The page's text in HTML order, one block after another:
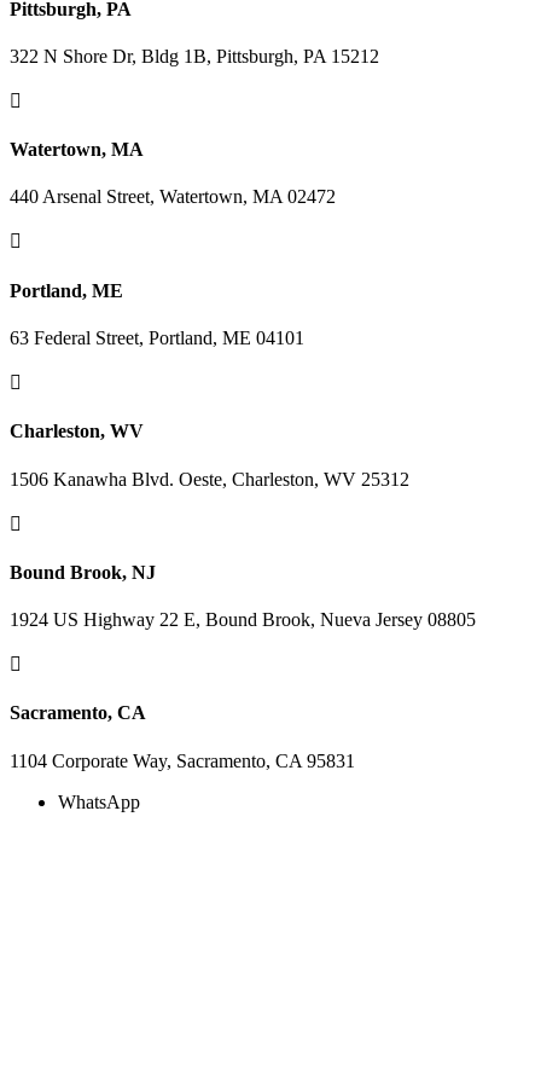
Pittsburgh, PA
322 N Shore Dr, Bldg 1B, Pittsburgh, PA 15212

Watertown, MA
440 Arsenal Street, Watertown, MA 02472

Portland, ME
63 Federal Street, Portland, ME 04101

Charleston, WV
1506 Kanawha Blvd. Oeste, Charleston, WV 25312

Bound Brook, NJ
1924 US Highway 22 E, Bound Brook, Nueva Jersey 08805

Sacramento, CA
1104 Corporate Way, Sacramento, CA 95831
WhatsApp